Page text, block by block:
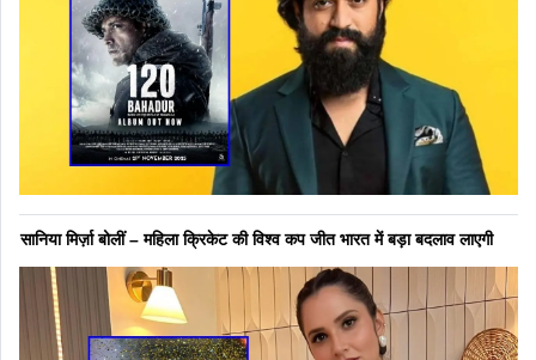
सानिया मिर्ज़ा बोलीं – महिला क्रिकेट की विश्व कप जीत भारत में बड़ा बदलाव लाएगी